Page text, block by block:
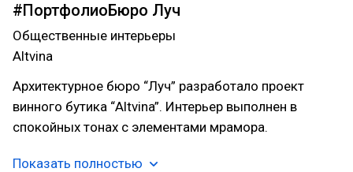
#ПортфолиоБюро Луч
Общественные интерьеры
Altvina
Архитектурное бюро “Луч” разработало проект
винного бутика “Altvina”. Интерьер выполнен в
спокойных тонах с элементами мрамора.
Показать полностью